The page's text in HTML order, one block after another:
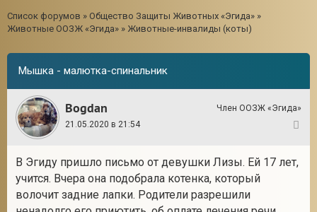
Список форумов » Общество Защиты Животных «Эгида» »
Животные ООЗЖ «Эгида» » Животные-инвалиды (коты)
Мышка - малютка-спинальник
Bogdan
Член ООЗЖ «Эгида»
21.05.2020 в 21:54
В Эгиду пришло письмо от девушки Лизы. Ей 17 лет,
учится. Вчера она подобрала котенка, который
волочит задние лапки. Родители разрешили